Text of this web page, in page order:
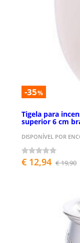
-35%
Tigela para
superior 6 cm
DISPONÍVEL POR
€ 12,94 € 19,90